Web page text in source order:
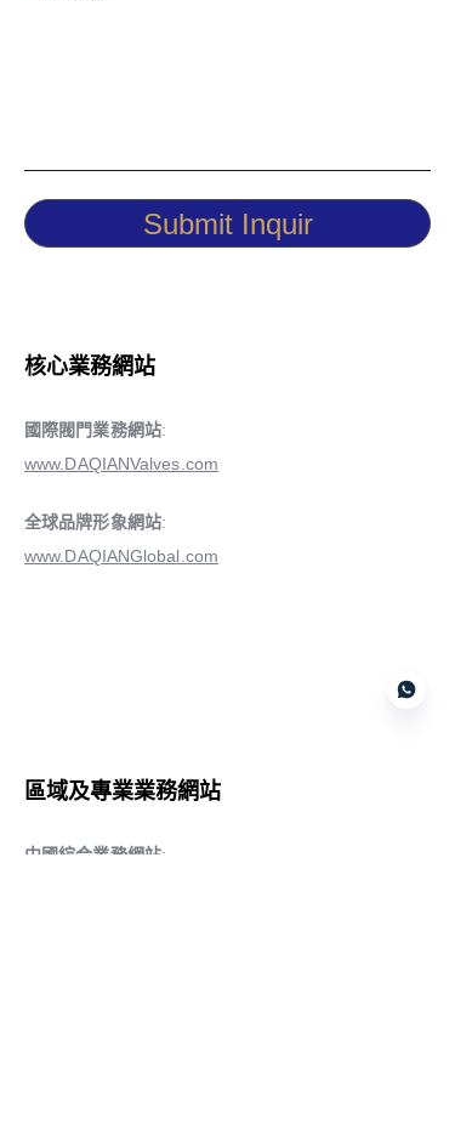
Submit Inquir
核心業務網站
國際閥門業務網站:
www.DAQIANValves.com
全球品牌形象網站:
www.DAQIANGlobal.com
區域及專業業務網站
中國綜合業務網站: